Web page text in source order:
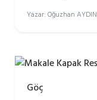
Yazar: Oğuzhan AYDIN
Göç